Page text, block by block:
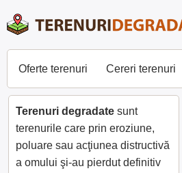
Oferte terenuri Cereri terenuri
Terenuri degradate sunt
terenurile care prin eroziune,
poluare sau acţiunea distructivă
a omului şi-au pierdut definitiv